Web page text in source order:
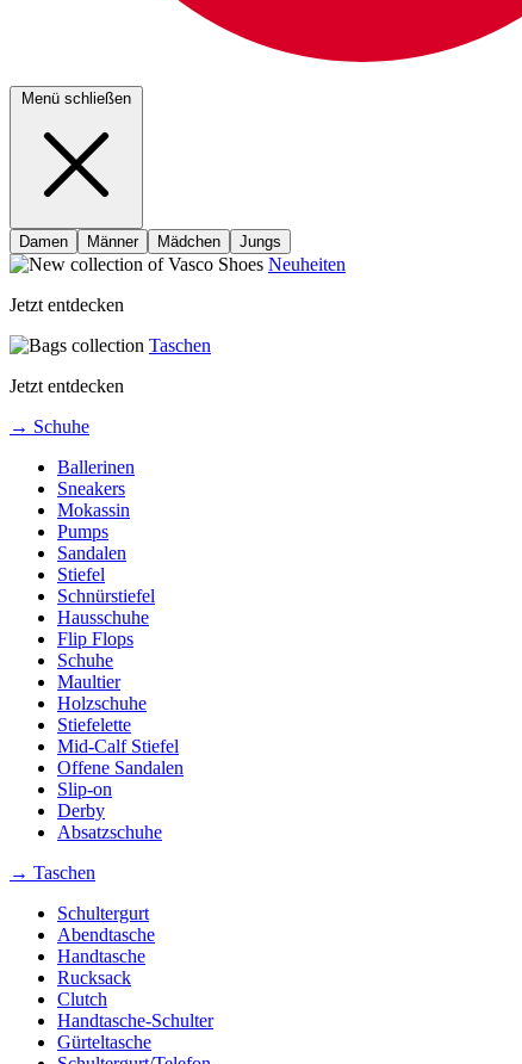
Menü schließen
Damen Männer Mädchen Jungs
Neuheiten
Jetzt entdecken
Taschen
Jetzt entdecken
→ Schuhe
Ballerinen
Sneakers
Mokassin
Pumps
Sandalen
Stiefel
Schnürstiefel
Hausschuhe
Flip Flops
Schuhe
Maultier
Holzschuhe
Stiefelette
Mid-Calf Stiefel
Offene Sandalen
Slip-on
Derby
Absatzschuhe
→ Taschen
Schultergurt
Abendtasche
Handtasche
Rucksack
Clutch
Handtasche-Schulter
Gürteltasche